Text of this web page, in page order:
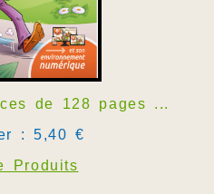
de 128 pages ...
: 5,40 €
Produits